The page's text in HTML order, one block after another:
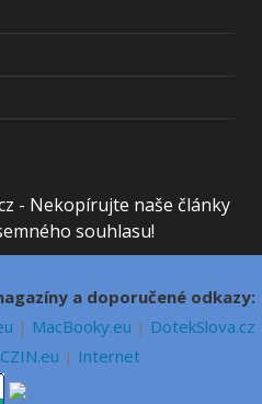
- Nekopírujte naše články
souhlasu!
a doporučené odkazy:
| MacBooky.eu | DotekSlova.cz
CZIN.eu | Internet